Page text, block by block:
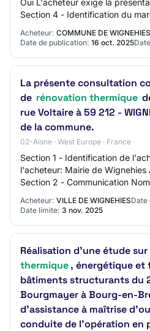
Oui L'acheteur exige la
Section 4 - Identification du
Acheteur: COMMUNE DE WIGNEHIES
Date de publication: 16 oct. 2025
La présente consultation
de rénovation thermique
rue Voltaire à 59 212 -
de la commune.
02-Aisne · West Europe · France
Section 1 - Identification de
l'acheteur: Mairie de Wignehies
Section 2 - Communication
Acheteur: VILLE DE WIGNEHIESDate
Date limite: 3 nov. 2025
Réalisation d’une étude sur
thermique, énergétique et
bâtiments structurants du
Bourgmayer à Bourg-en-
d’assistance à maîtrise
conduite de l’opération en